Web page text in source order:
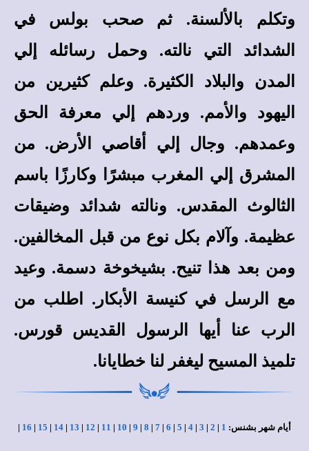
وتكلم بالألسنة. ثم صحب بولس في
الشدائد التي نالته. وحمل رسائله إلي
المدن والبلاد الكثيرة. وعلم كثيرين من
اليهود والأمم. وردهم إلي معرفة الحق
وعمدهم. وجال إلي أقاصي الأرض. من
المشرق إلي المغرب مبشرًا وكارزًا باسم
الثالوث المقدس. ونالته شدائد وضيقات
عظيمة. وآلام بكل نوع من قبل المخالفين.
ومن بعد هذا تنيح. بشيخوخة دسمة. وعيد
مع الرسل في كنيسة الأبكار. اطلب من
الرب عنا أيها الرسول القديس قورس.
تلميذ المسيح ليغفر لنا خطايانا.
أيام شهر بشنس: 1
|
2
|
3
|
4
|
5
|
6
|
7
|
8
|
9
|
10
|
11
|
12
|
13
|
14
|
15
|
16
|